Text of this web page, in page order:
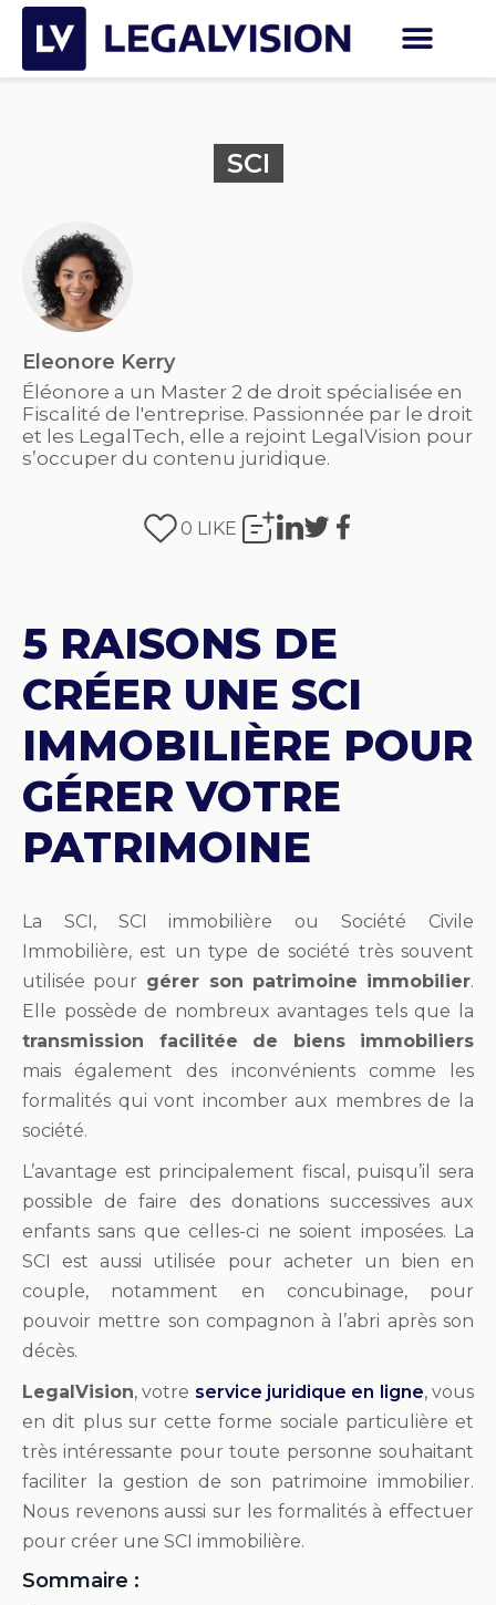
SCI
Eleonore Kerry
Éléonore a un Master 2 de droit spécialisée en
Fiscalité de l'entreprise. Passionnée par le droit
et les LegalTech, elle a rejoint LegalVision pour
s’occuper du contenu juridique.
0 LIKE
5 RAISONS DE
CRÉER UNE SCI
IMMOBILIÈRE POUR
GÉRER VOTRE
PATRIMOINE
La SCI, SCI immobilière ou Société Civile
Immobilière, est un type de société très souvent
utilisée pour gérer son patrimoine immobilier.
Elle possède de nombreux avantages tels que la
transmission facilitée de biens immobiliers
mais également des inconvénients comme les
formalités qui vont incomber aux membres de la
société.
L’avantage est principalement fiscal, puisqu’il sera
possible de faire des donations successives aux
enfants sans que celles-ci ne soient imposées. La
SCI est aussi utilisée pour acheter un bien en
couple, notamment en concubinage, pour
pouvoir mettre son compagnon à l’abri après son
décès.
LegalVision, votre service juridique en ligne, vous
en dit plus sur cette forme sociale particulière et
très intéressante pour toute personne souhaitant
faciliter la gestion de son patrimoine immobilier.
Nous revenons aussi sur les formalités à effectuer
pour créer une SCI immobilière.
Sommaire :